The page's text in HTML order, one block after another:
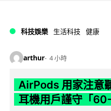
科技娛樂 生活科技 健康
arthur 4 小時
AirPods 用家注意
耳機用戶謹守「